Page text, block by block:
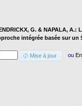
G. & NAPALA,
intégrée basée sur un
Mise à jour ou